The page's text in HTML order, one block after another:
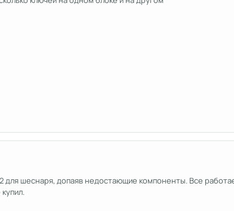
для шеснаря, допаяв недостающие компоненты. Все